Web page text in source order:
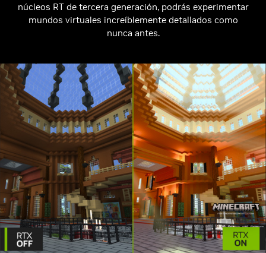
núcleos RT de tercera generación, podrás experimentar
mundos virtuales increíblemente detallados como
nunca antes.